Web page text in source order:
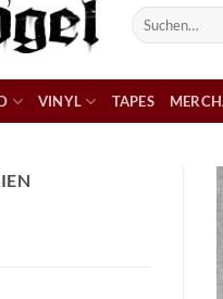
Suchen
nach:
VINYL TAPES